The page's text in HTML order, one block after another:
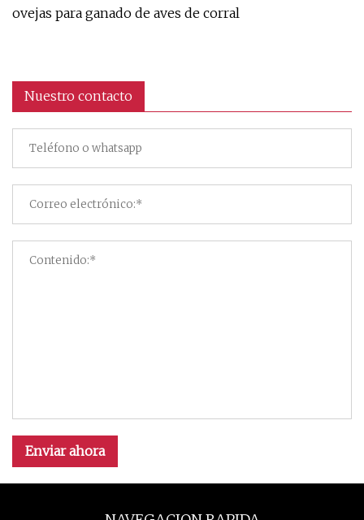
ovejas para ganado de aves de corral
Nuestro contacto
Enviar ahora